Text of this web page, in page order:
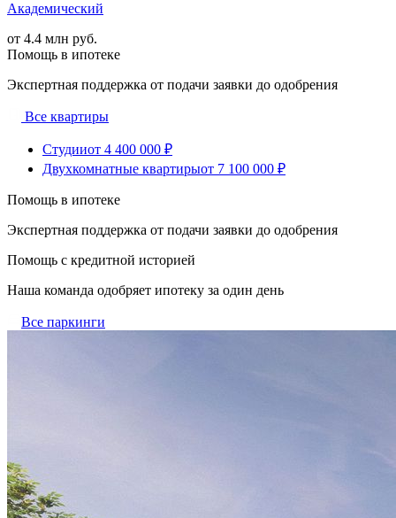
Академический
от 4.4 млн руб.
Помощь в ипотеке
Экспертная поддержка от подачи заявки до одобрения
Все квартиры
Студииот 4 400 000 ₽
Двухкомнатные квартирыот 7 100 000 ₽
Помощь в ипотеке
Экспертная поддержка от подачи заявки до одобрения
Помощь с кредитной историей
Наша команда одобряет ипотеку за один день
Все паркинги